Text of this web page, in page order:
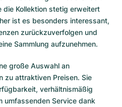
die Kollektion stetig erweitert
ist es besonders interessant,
zurückzuverfolgen und
Sammlung aufzunehmen.
große Auswahl an
zu attraktiven Preisen. Sie
verhältnismäßig
umfassenden Service dank